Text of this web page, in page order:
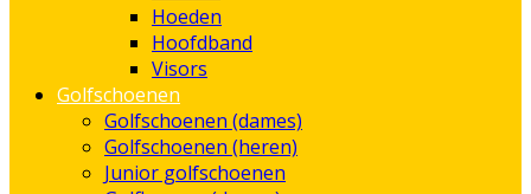
Hoeden
Hoofdband
Visors
Golfschoenen
Golfschoenen (dames)
Golfschoenen (heren)
Junior golfschoenen